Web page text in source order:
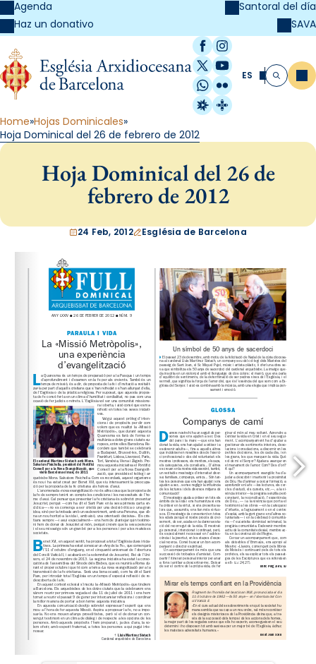
Agenda
Haz un donativo
Santoral del día
SAVA
Facebook
Instagram
X / Twitter
YouTube
WhatsApp
Flickr
Radio Estel
Catalunya
ES Buscar
Home Hojas Dominicales
Hoja Dominical del 26 de febrero de 2012
Hoja Dominical del 26 de
febrero de 2012
24 Feb, 2012 Església de Barcelona